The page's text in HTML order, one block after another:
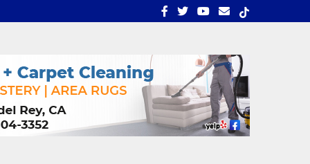
ESTRÉS, INCERTIDUMBRE Y MIEDO... CALIFORNIA SE